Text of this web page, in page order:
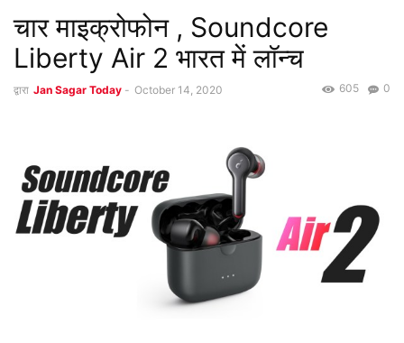
चार माइक्रोफोन , Soundcore
Liberty Air 2 भारत में लॉन्च
द्वारा Jan Sagar Today - October 14, 2020 0
605